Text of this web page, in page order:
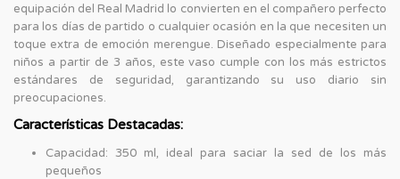
equipación del Real Madrid lo convierten en el compañero perfecto
para los días de partido o cualquier ocasión en la que necesiten un
toque extra de emoción merengue. Diseñado especialmente para
niños a partir de 3 años, este vaso cumple con los más estrictos
estándares de seguridad, garantizando su uso diario sin
preocupaciones.
Características Destacadas:
Capacidad: 350 ml, ideal para saciar la sed de los más
pequeños